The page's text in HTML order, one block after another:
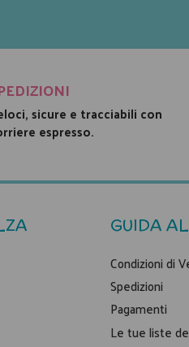
sicure e tracciabili con
espresso.
GUIDA
Condizioni di
Spedizioni
Pagamenti
Le tue liste